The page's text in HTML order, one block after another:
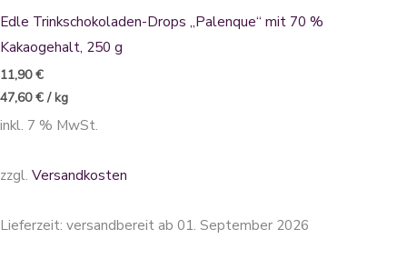
Edle Trinkschokoladen-Drops „Palenque“ mit 70 %
Kakaogehalt, 250 g
11,90€
47,60€/kg
inkl. 7 % MwSt.
zzgl. Versandkosten
Lieferzeit: versandbereit ab 01. September 2026